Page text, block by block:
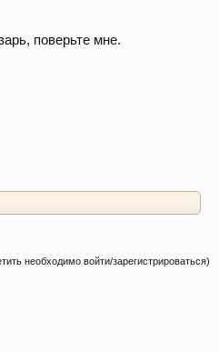
поверьте мне.
необходимо войти/зарегистрироваться)